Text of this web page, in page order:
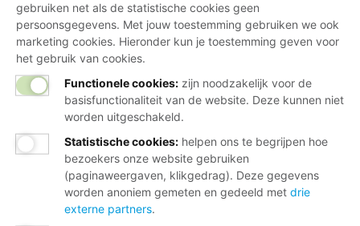
gebruiken net als de statistische cookies geen
persoonsgegevens. Met jouw toestemming gebruiken we ook
marketing cookies. Hieronder kun je toestemming geven voor
het gebruik van cookies.
Functionele cookies: zijn noodzakelijk voor de
basisfunctionaliteit van de website. Deze kunnen niet
worden uitgeschakeld.
Statistische cookies: helpen ons te begrijpen hoe
bezoekers onze website gebruiken
(paginaweergaven, klikgedrag). Deze gegevens
worden anoniem gemeten en gedeeld met drie
externe partners.